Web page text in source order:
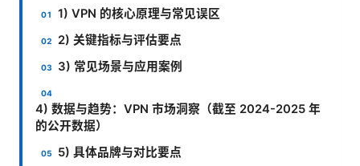
1) VPN 的核心原理与常见误区
2) 关键指标与评估要点
3) 常见场景与应用案例
4) 数据与趋势：VPN 市场洞察（截至 2024-2025 年
的公开数据）
5) 具体品牌与对比要点